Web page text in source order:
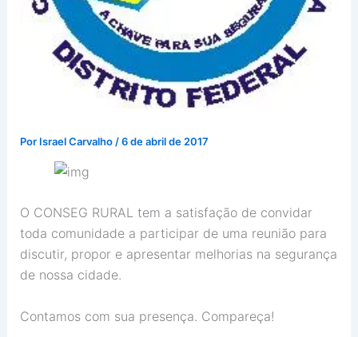
Por Israel Carvalho /6 de abril de 2017
O CONSEG RURAL tem a satisfação de convidar
toda comunidade a participar de uma reunião para
discutir, propor e apresentar melhorias na segurança
de nossa cidade.
Contamos com sua presença. Compareça!